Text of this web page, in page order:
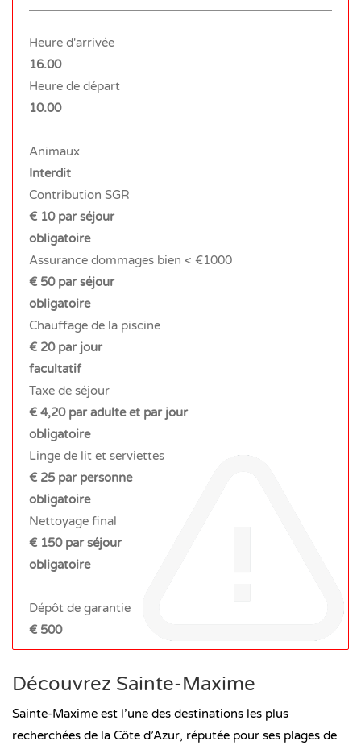
Heure d'arrivée
16.00
Heure de départ
10.00
Animaux
Interdit
Contribution SGR
€ 10 par séjour
obligatoire
Assurance dommages bien < €1000
€ 50 par séjour
obligatoire
Chauffage de la piscine
€ 20 par jour
facultatif
Taxe de séjour
€ 4,20 par adulte et par jour
obligatoire
Linge de lit et serviettes
€ 25 par personne
obligatoire
Nettoyage final
€ 150 par séjour
obligatoire
Dépôt de garantie
€ 500
Découvrez Sainte-Maxime
Sainte-Maxime est l’une des destinations les plus
recherchées de la Côte d’Azur, réputée pour ses plages de